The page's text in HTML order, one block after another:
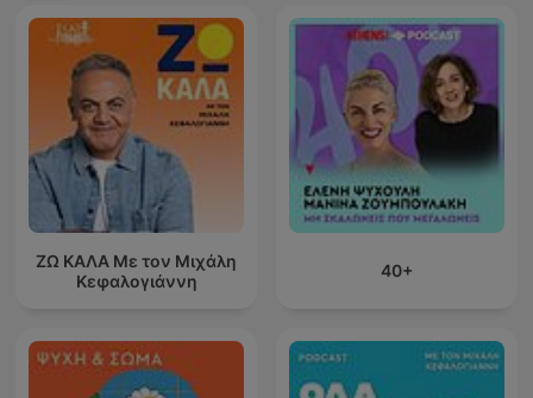
ΖΩ ΚΑΛΑ Με τον Μιχάλη
Κεφαλογιάννη
40+